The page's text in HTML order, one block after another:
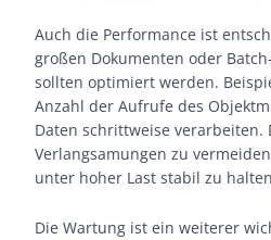
Auch die Performance ist
großen Dokumenten oder
sollten optimiert werden.
Anzahl der Aufrufe des
Daten schrittweise verarbeiten.
Verlangsamungen zu
unter hoher Last stabil zu
Die Wartung ist ein weiterer